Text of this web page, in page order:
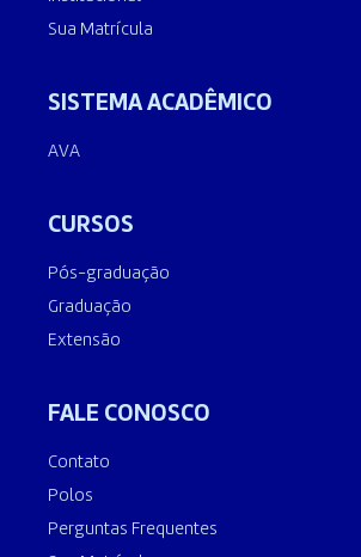
Sua Matrícula
SISTEMA ACADÊMICO
AVA
CURSOS
Pós-graduação
Graduação
Extensão
FALE CONOSCO
Contato
Polos
Perguntas Frequentes